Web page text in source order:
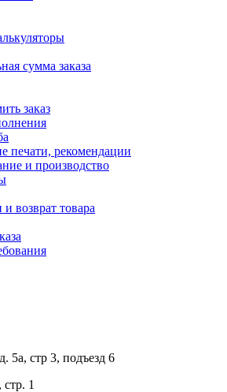
сумма заказа
заказ
печати, рекомендации
и производство
возврат товара
5а, стр 3, подъезд 6
1